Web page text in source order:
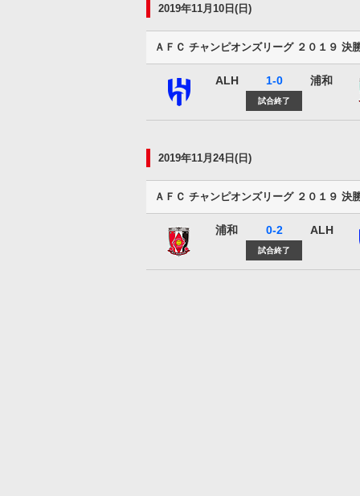
2019年11月10日(日)
ＡＦＣ チャンピオンズリーグ ２０１９ 決
アル ヒラル
ALH 1-0 浦和
試合終了
2019年11月24日(日)
ＡＦＣ チャンピオンズリーグ ２０１９ 決
浦和レッズ
浦和 0-2 ALH
試合終了